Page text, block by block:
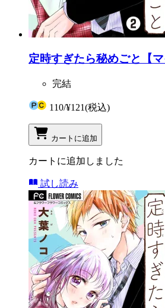
定時すぎたら秘めごと【
完結
110/¥121(税込)
カートに追加
カートに追加しました
試し読み